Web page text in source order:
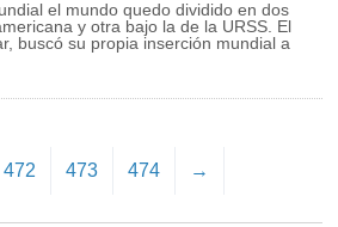
el mundo quedo dividido en dos
y otra bajo la de la URSS. El
buscó su propia inserción mundial a
472 473 474 →